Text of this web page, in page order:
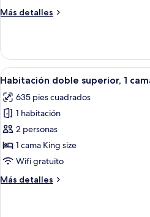
cama
Más detalles
Más
Deluxe,
cama
size
Abrir
todas
las
fotos
de
Habitación
doble
1
8
Habitación doble superior, 1
635 pies cuadrados
1 habitación
2 personas
1 cama King size
Wifi gratuito
Más detalles
Más